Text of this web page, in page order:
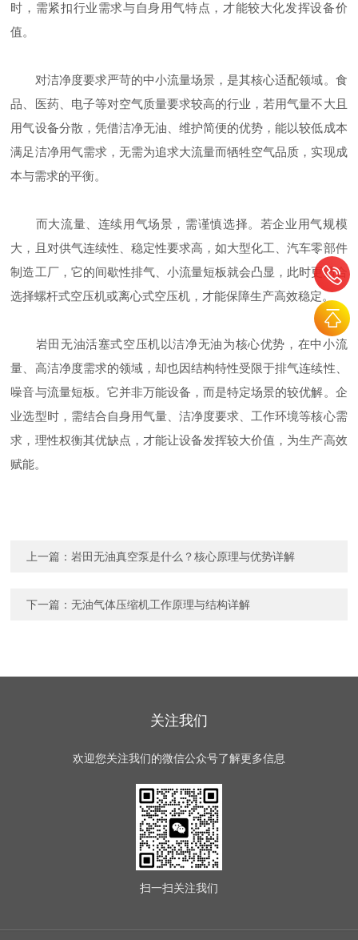
时，需紧扣行业需求与自身用气特点，才能较大化发挥设备价
值。
对洁净度要求严苛的中小流量场景，是其核心适配领域。食
品、医药、电子等对空气质量要求较高的行业，若用气量不大且
用气设备分散，凭借洁净无油、维护简便的优势，能以较低成本
满足洁净用气需求，无需为追求大流量而牺牲空气品质，实现成
本与需求的平衡。
而大流量、连续用气场景，需谨慎选择。若企业用气规模
大，且对供气连续性、稳定性要求高，如大型化工、汽车零部件
制造工厂，它的间歇性排气、小流量短板就会凸显，此时更适合
选择螺杆式空压机或离心式空压机，才能保障生产高效稳定。
岩田无油活塞式空压机以洁净无油为核心优势，在中小流
量、高洁净度需求的领域，却也因结构特性受限于排气连续性、
噪音与流量短板。它并非万能设备，而是特定场景的较优解。企
业选型时，需结合自身用气量、洁净度要求、工作环境等核心需
求，理性权衡其优缺点，才能让设备发挥较大价值，为生产高效
赋能。
上一篇：岩田无油真空泵是什么？核心原理与优势详解
下一篇：无油气体压缩机工作原理与结构详解
关注我们
欢迎您关注我们的微信公众号了解更多信息
扫一扫关注我们